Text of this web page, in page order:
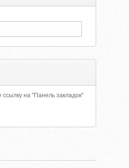
ссылку на "Панель закладок"